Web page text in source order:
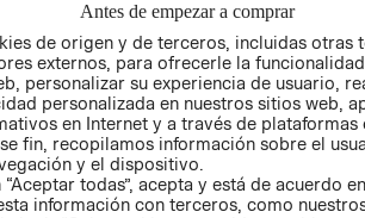
SOCIAL
PRENSA
RELACIÓN CON
INVERSIONISTAS
POLÍTICA
EMPRESARIAL
TIENDAS
- RETIRO EN
TIENDA
TÉRMINOS Y
AVISO DE
Antes de empezar a comprar
de origen y de terceros, incluidas otras
externos, para ofrecerle la
personalizar su experiencia de usuario,
personalizada en nuestros sitios web,
en Internet y a través de plataformas
fin, recopilamos información sobre el
y el dispositivo.
todas”, acepta y está de acuerdo
información con terceros, como